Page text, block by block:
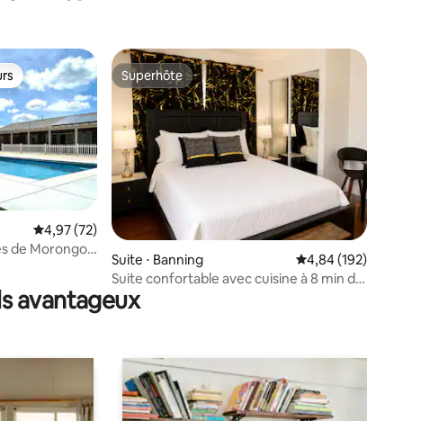
: 4,94 sur 5
les plus appréciés
Évaluation moyenne sur la base de 72 commentaires : 4,97 sur 5
4,97 (72)
de Morongo
Superhôte
Superhôte
Suite ⋅ Banning Évaluation moyenne
4,84 (192)
Suite confortable avec cuisine à 8 min du
casino et de l'autoroute 10
avantageux